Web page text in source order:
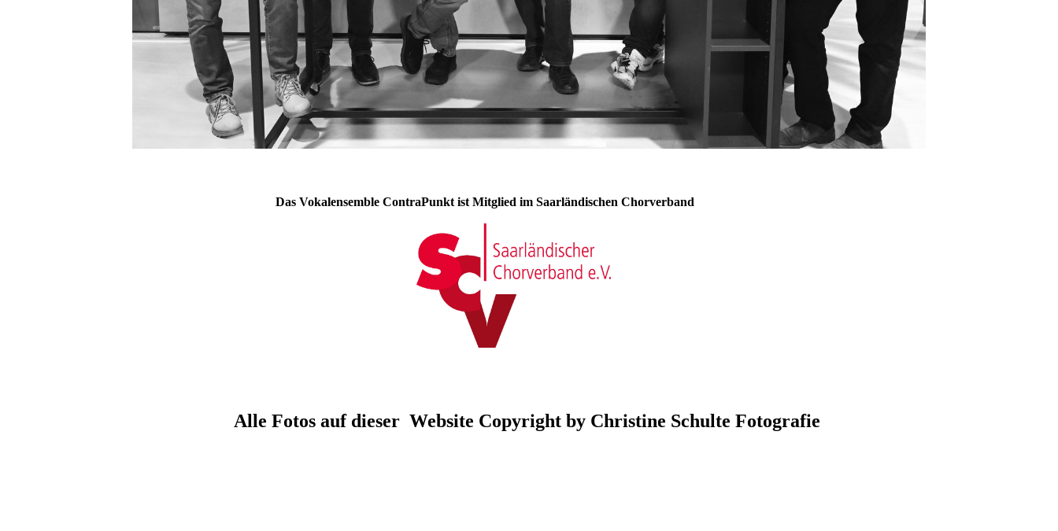
Das Vokalensemble ContraPunkt ist Mitglied im Saarländischen Chorverband
Alle Fotos auf dieser Website Copyright by Christine Schulte Fotografie